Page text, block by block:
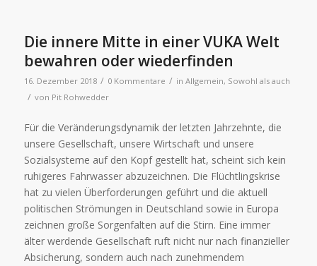
Die innere Mitte in einer VUKA Welt
bewahren oder wiederfinden
16. Dezember 2018 / 0 Kommentare / in Allgemein, Sowohl als auch
/ von Pit Rohwedder
Für die Veränderungsdynamik der letzten Jahrzehnte, die
unsere Gesellschaft, unsere Wirtschaft und unsere
Sozialsysteme auf den Kopf gestellt hat, scheint sich kein
ruhigeres Fahrwasser abzuzeichnen. Die Flüchtlingskrise
hat zu vielen Überforderungen geführt und die aktuell
politischen Strömungen in Deutschland sowie in Europa
zeichnen große Sorgenfalten auf die Stirn. Eine immer
älter werdende Gesellschaft ruft nicht nur nach finanzieller
Absicherung, sondern auch nach zunehmendem